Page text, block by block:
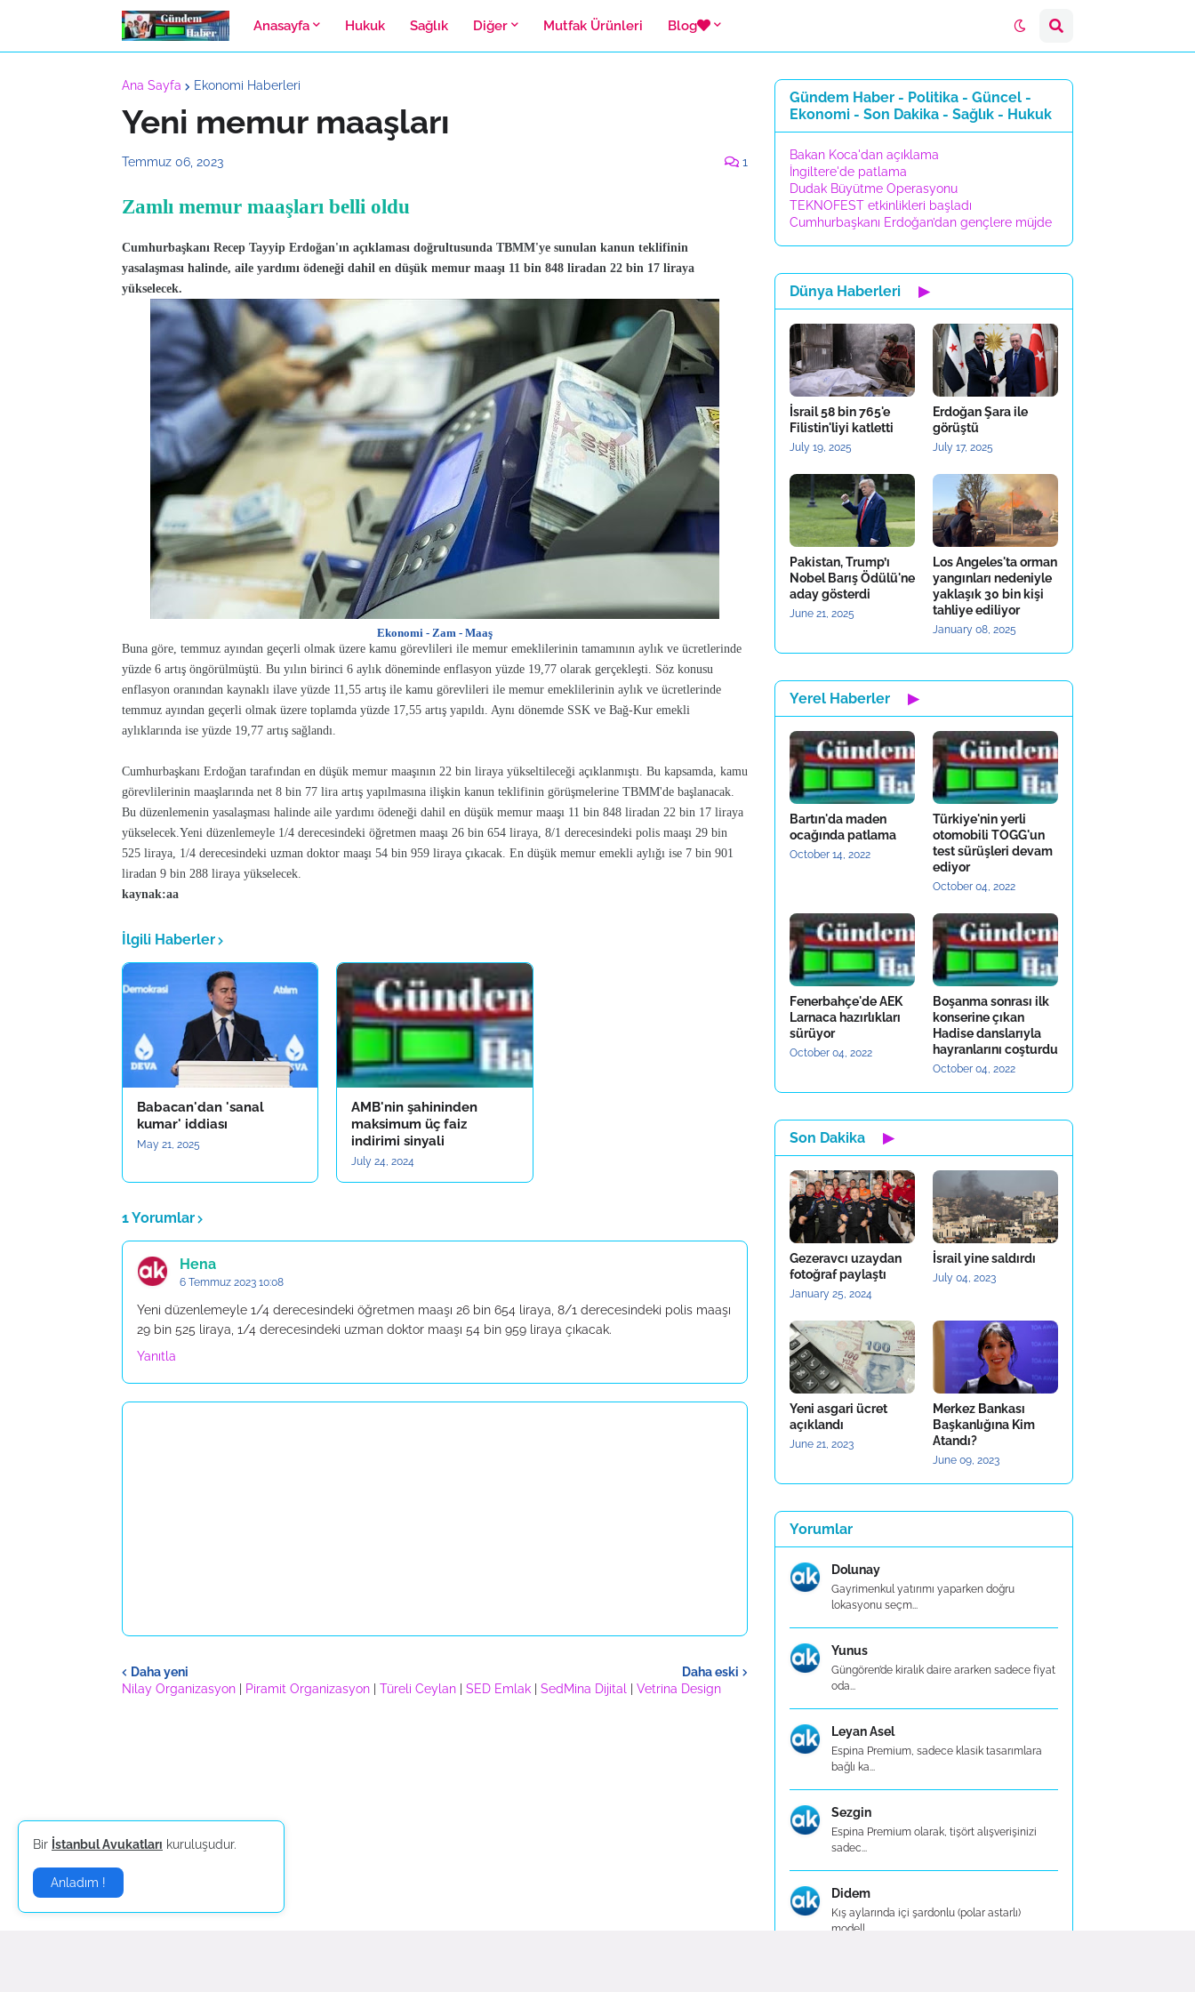
Anasayfa Hukuk Sağlık Diğer Mutfak Ürünleri Blog
Ana Sayfa Ekonomi Haberleri
Yeni memur maaşları
Temmuz 06, 2023 1
Zamlı memur maaşları belli oldu
Cumhurbaşkanı Recep Tayyip Erdoğan'ın açıklaması doğrultusunda TBMM'ye sunulan kanun teklifinin
yasalaşması halinde, aile yardımı ödeneği dahil en düşük memur maaşı 11 bin 848 liradan 22 bin 17 liraya
yükselecek.
Ekonomi - Zam - Maaş
Buna göre, temmuz ayından geçerli olmak üzere kamu görevlileri ile memur emeklilerinin tamamının aylık ve ücretlerinde
yüzde 6 artış öngörülmüştü. Bu yılın birinci 6 aylık döneminde enflasyon yüzde 19,77 olarak gerçekleşti. Söz konusu
enflasyon oranından kaynaklı ilave yüzde 11,55 artış ile kamu görevlileri ile memur emeklilerinin aylık ve ücretlerinde
temmuz ayından geçerli olmak üzere toplamda yüzde 17,55 artış yapıldı. Aynı dönemde SSK ve Bağ-Kur emekli
aylıklarında ise yüzde 19,77 artış sağlandı.
Cumhurbaşkanı Erdoğan tarafından en düşük memur maaşının 22 bin liraya yükseltileceği açıklanmıştı. Bu kapsamda, kamu
görevlilerinin maaşlarında net 8 bin 77 lira artış yapılmasına ilişkin kanun teklifinin görüşmelerine TBMM'de başlanacak.
Bu düzenlemenin yasalaşması halinde aile yardımı ödeneği dahil en düşük memur maaşı 11 bin 848 liradan 22 bin 17 liraya
yükselecek.Yeni düzenlemeyle 1/4 derecesindeki öğretmen maaşı 26 bin 654 liraya, 8/1 derecesindeki polis maaşı 29 bin
525 liraya, 1/4 derecesindeki uzman doktor maaşı 54 bin 959 liraya çıkacak. En düşük memur emekli aylığı ise 7 bin 901
liradan 9 bin 288 liraya yükselecek.
kaynak:aa
İlgili Haberler
Babacan'dan 'sanal
kumar' iddiası
May 21, 2025
AMB'nin şahininden
maksimum üç faiz
indirimi sinyali
July 24, 2024
1 Yorumlar
Hena
6 Temmuz 2023 10:08
Yeni düzenlemeyle 1/4 derecesindeki öğretmen maaşı 26 bin 654 liraya, 8/1 derecesindeki polis maaşı
29 bin 525 liraya, 1/4 derecesindeki uzman doktor maaşı 54 bin 959 liraya çıkacak.
Yanıtla
Daha yeni
Daha eski
Nilay Organizasyon
Piramit Organizasyon Türeli Ceylan SED Emlak SedMina Dijital Vetrina Design
Gündem Haber - Politika - Güncel -
Ekonomi - Son Dakika - Sağlık - Hukuk
Bakan Koca'dan açıklama
İngiltere'de patlama
Dudak Büyütme Operasyonu
TEKNOFEST etkinlikleri başladı
Cumhurbaşkanı Erdoğan’dan gençlere müjde
Dünya Haberleri ▶
İsrail 58 bin 765'e
Filistin'liyi katletti
July 19, 2025
Erdoğan Şara ile
görüştü
July 17, 2025
Pakistan, Trump’ı
Nobel Barış Ödülü'ne
aday gösterdi
June 21, 2025
Los Angeles'ta orman
yangınları nedeniyle
yaklaşık 30 bin kişi
tahliye ediliyor
January 08, 2025
Yerel Haberler ▶
Bartın'da maden
ocağında patlama
October 14, 2022
Türkiye'nin yerli
otomobili TOGG'un
test sürüşleri devam
ediyor
October 04, 2022
Fenerbahçe'de AEK
Larnaca hazırlıkları
sürüyor
October 04, 2022
Boşanma sonrası ilk
konserine çıkan
Hadise danslarıyla
hayranlarını coşturdu
October 04, 2022
Son Dakika ▶
Gezeravcı uzaydan
fotoğraf paylaştı
January 25, 2024
İsrail yine saldırdı
July 04, 2023
Yeni asgari ücret
açıklandı
June 21, 2023
Merkez Bankası
Başkanlığına Kim
Atandı?
June 09, 2023
Yorumlar
Dolunay
Gayrimenkul yatırımı yaparken doğru
lokasyonu seçm...
Yunus
Güngören’de kiralık daire ararken sadece fiyat
oda...
Leyan Asel
Espina Premium, sadece klasik tasarımlara
bağlı ka...
Sezgin
Espina Premium olarak, tişört alışverişinizi
sadec...
Didem
Kış aylarında içi şardonlu (polar astarlı)
modell...
Bir İstanbul Avukatları kuruluşudur.
Anladım !